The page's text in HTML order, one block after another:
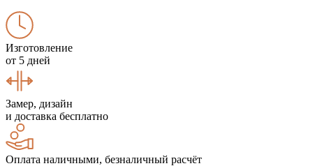
Изготовление
от 5 дней
Замер, дизайн
и доставка бесплатно
Оплата наличными, безналичный расчёт